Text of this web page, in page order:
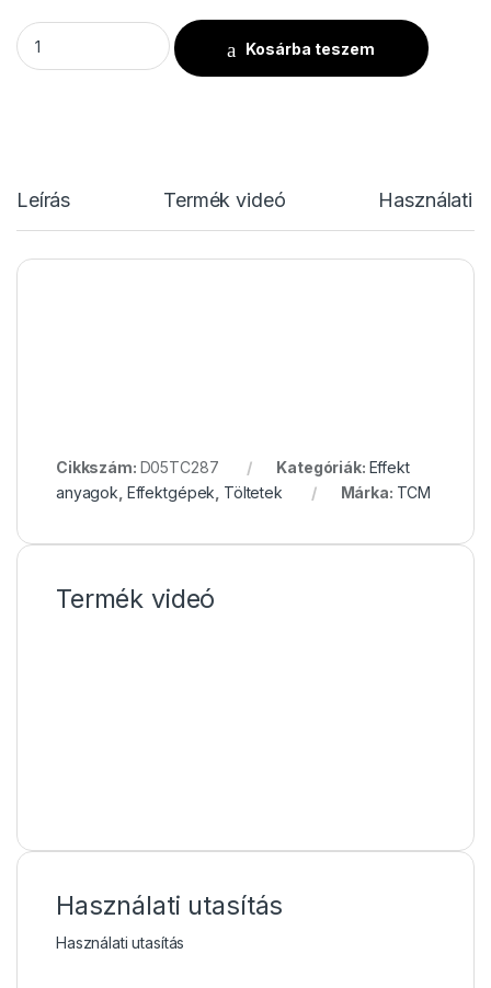
TCM FX - Elektromos Konfetti Ágyú 50cm - Lila mennyiség
Kosárba teszem
Leírás Termék videó Használati
Cikkszám: D05TC287 Kategóriák: Effekt
anyagok Effektgépek Töltetek Márka: TCM
Termék videó
Használati utasítás
Használati utasítás